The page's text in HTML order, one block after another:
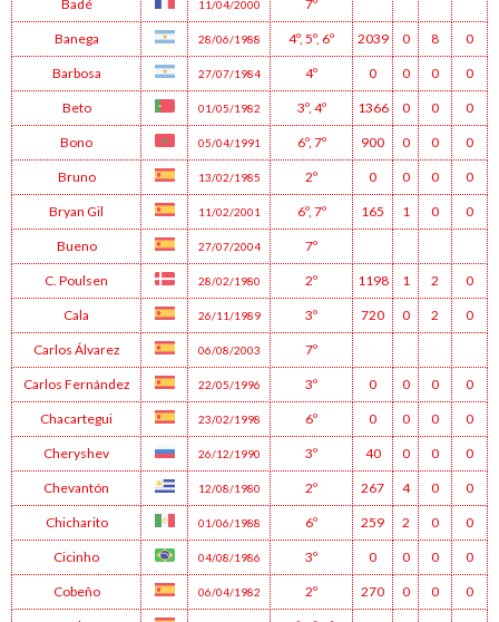
Badé 11/04/2000 7º
Banega 28/06/1988 4º, 5º, 6º 2039 0 8 0
Barbosa 27/07/1984 4º 0 0 0 0
Beto 01/05/1982 3º, 4º 1366 0 0 0
Bono 05/04/1991 6º, 7º 900 0 0 0
Bruno 13/02/1985 2º 0 0 0 0
Bryan Gil 11/02/2001 6º, 7º 165 1 0 0
Bueno 27/07/2004 7º
C. Poulsen 28/02/1980 2º 1198 1 2 0
Cala 26/11/1989 3º 720 0 2 0
Carlos Álvarez 06/08/2003 7º
Carlos Fernández 22/05/1996 3º 0 0 0 0
Chacartegui 23/02/1998 6º 0 0 0 0
Cheryshev 26/12/1990 3º 40 0 0 0
Chevantón 12/08/1980 2º 267 4 0 0
Chicharito 01/06/1988 6º 259 2 0 0
Cicinho 04/08/1986 3º 0 0 0 0
Cobeño 06/04/1982 2º 270 0 0 0